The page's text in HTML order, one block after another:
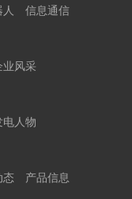
信息通信
业风采
电人物
态 产品信息